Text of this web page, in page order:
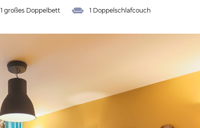
1 großes Doppelbett 1 Doppelschlafcouch